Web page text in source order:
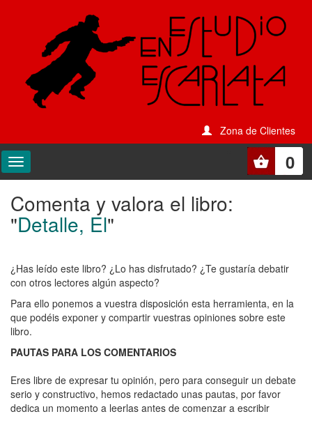
Zona de Clientes
0
Comenta
y
valora
el
libro:
Detalle,
El
Comenta y valora el libro:
"Detalle, El"
¿Has leído este libro? ¿Lo has disfrutado? ¿Te gustaría debatir
con otros lectores algún aspecto?
Para ello ponemos a vuestra disposición esta herramienta, en la
que podéis exponer y compartir vuestras opiniones sobre este
libro.
PAUTAS PARA LOS COMENTARIOS
Eres libre de expresar tu opinión, pero para conseguir un debate
serio y constructivo, hemos redactado unas pautas, por favor
dedica un momento a leerlas antes de comenzar a escribir